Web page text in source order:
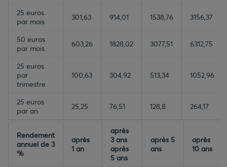
25 euros
par mois
301,63 914,01 1538,76 3156,37
50 euros
par mois
603,26 1828,02 3077,51 6312,75
25 euros
par
trimestre
100,63 304,92 513,34 1052,96
25 euros
par an
25,25 76,51 128,8 264,17
empty-header
Rendement
annuel de 3
%
après
1 an
après
3 ans
après
5 ans
après 5
ans
après
10 ans